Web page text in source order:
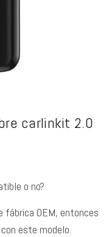
carlinkit 2.0
o no?
fábrica OEM, entonces
este modelo.